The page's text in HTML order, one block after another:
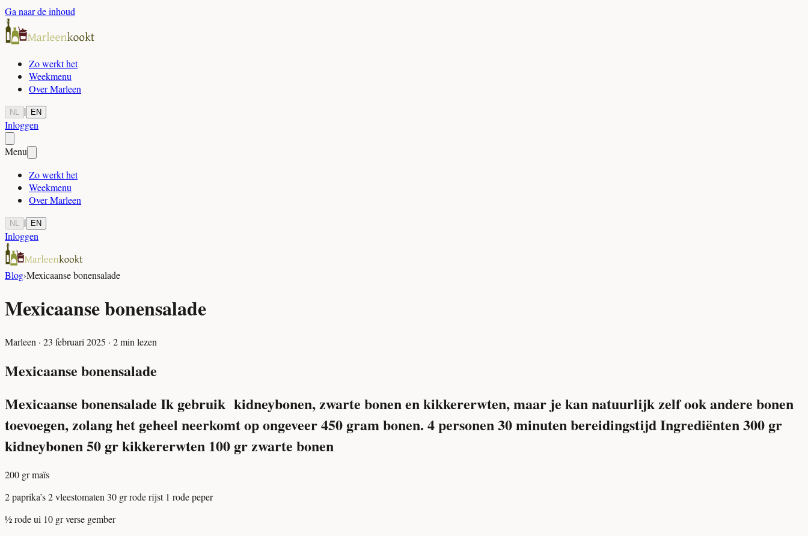
Ga naar de inhoud
Zo werkt het
Weekmenu
Over Marleen
NL | EN
Inloggen
Menu
Zo werkt het
Weekmenu
Over Marleen
NL | EN
Inloggen
Blog›Mexicaanse bonensalade
Mexicaanse bonensalade
Marleen · 23 februari 2025 · 2min lezen
Mexicaanse bonensalade
Mexicaanse bonensalade Ik gebruik kidneybonen, zwarte bonen en kikkererwten, maar je kan natuurlijk zelf ook andere bonen
toevoegen, zolang het geheel neerkomt op ongeveer 450 gram bonen. 4 personen30 minuten bereidingstijdIngrediënten300 gr
kidneybonen50 gr kikkererwten 100 gr zwarte bonen
200 gr maïs
2 paprika’s2 vleestomaten 30 gr rode rijst 1 rode peper
½ rode ui 10 gr verse gember